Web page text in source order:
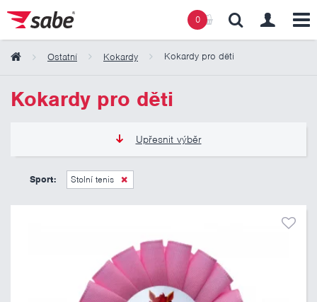
0
Ostatní Kokardy Kokardy pro děti
Kokardy pro děti
Upřesnit výběr
50 Kč
Sport: Stolní tenis
Obsah košíku